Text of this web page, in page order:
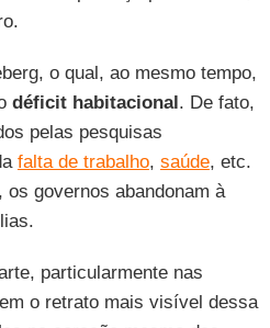
o qual, ao mesmo tempo,
déficit habitacional. De fato,
pelas pesquisas
falta de trabalho, saúde, etc.
governos abandonam à
particularmente nas
o retrato mais visível dessa